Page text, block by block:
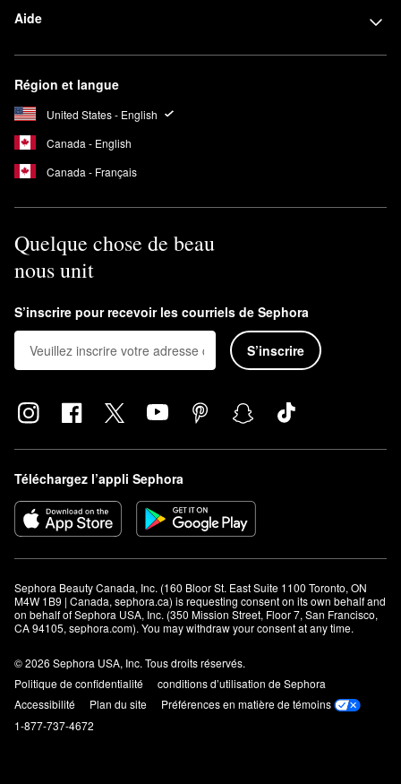
Aide
Région et langue
United States - English
Canada - English
Canada - Français
Quelque chose de beau
nous unit
S’inscrire pour recevoir les courriels de Sephora
S’inscrire
Téléchargez l’appli Sephora
Sephora Beauty Canada, Inc. (160 Bloor St. East Suite 1100 Toronto, ON
M4W 1B9 | Canada, sephora.ca) is requesting consent on its own behalf and
on behalf of Sephora USA, Inc. (350 Mission Street, Floor 7, San Francisco,
CA 94105, sephora.com). You may withdraw your consent at any time.
© 2026 Sephora USA, Inc. Tous droits réservés.
Politique de confidentialité
conditions d’utilisation de Sephora
Accessibilité
Plan du site
Préférences en matière de témoins
1-877-737-4672